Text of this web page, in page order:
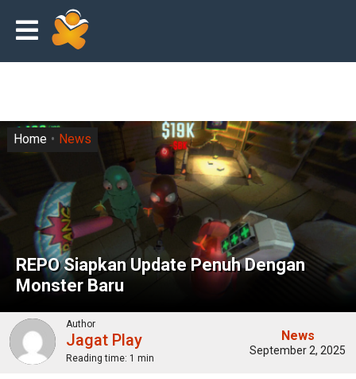
REPO Siapkan Update Penuh Dengan
Monster Baru
Home News
Author
Jagat Play
Reading time: 1 min
News
September 2, 2025